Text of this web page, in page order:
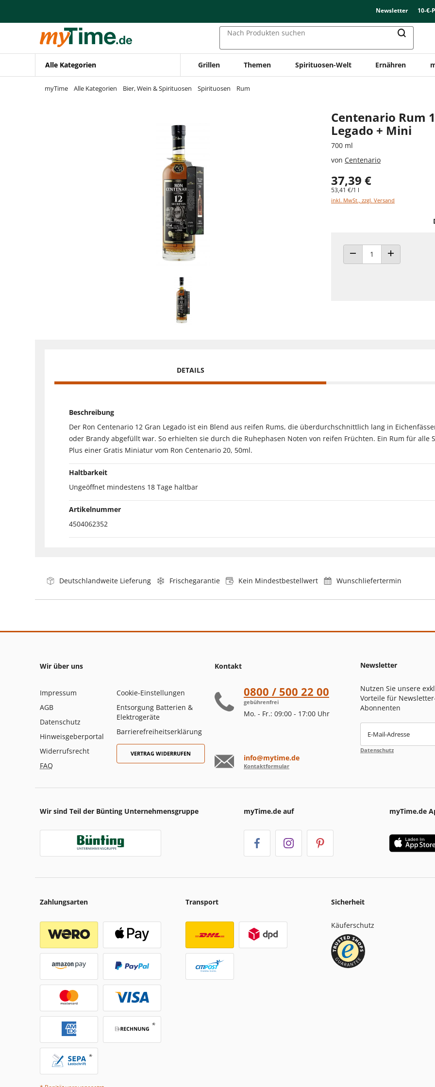
Zur Navigation springen
Zur Suche springen
Newsletter 10-€-
Nach Produkten suchen
Alle Kategorien Grillen Themen Spirituosen-Welt Ernähren
myTime Alle Kategorien Bier, Wein & Spirituosen Spirituosen Rum
Centenario Rum
Legado + Mini
700 ml
von Centenario
37,39 €
53,41 €/1 l
inkl. MwSt., zzgl. Versand
ANZAHL VERRINGERNANZAHL ERHÖHEN
DETAILS
Beschreibung
Der Ron Centenario 12 Gran Legado ist ein Blend aus reifen Rums, die überdurchschnittlich lang in
oder Brandy abgefüllt war. So erhielten sie durch die Ruhephasen Noten von reifen Früchten. Ein Rum für alle
Plus einer Gratis Miniatur vom Ron Centenario 20, 50ml.
Haltbarkeit
Ungeöffnet mindestens 18 Tage haltbar
Artikelnummer
4504062352
Deutschlandweite Lieferung Frischegarantie Kein Mindestbestellwert Wunschliefertermin
Wir über uns
Impressum
AGB
Datenschutz
Hinweisgeberportal
Widerrufsrecht
FAQ
Cookie-Einstellungen
Entsorgung Batterien &
Elektrogeräte
Barrierefreiheitserklärung
VERTRAG WIDERRUFEN
Kontakt
0800 / 500 22 00
gebührenfrei
Mo. - Fr.: 09:00 - 17:00 Uhr
info@mytime.de
Kontaktformular
Newsletter
Nutzen Sie unsere
Vorteile für
Abonnenten
E-Mail-Adresse
Datenschutz
Wir sind Teil der Bünting Unternehmensgruppe myTime.de auf myTime.de
Zahlungsarten Transport Sicherheit
Käuferschutz